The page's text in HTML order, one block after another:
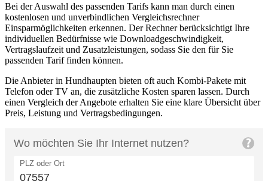
Bei der Auswahl des passenden Tarifs kann man durch einen
kostenlosen und unverbindlichen Vergleichsrechner
Einsparmöglichkeiten erkennen. Der Rechner berücksichtigt Ihre
individuellen Bedürfnisse wie Downloadgeschwindigkeit,
Vertragslaufzeit und Zusatzleistungen, sodass Sie den für Sie
passenden Tarif finden können.
Die Anbieter in Hundhaupten bieten oft auch Kombi‑Pakete mit
Telefon oder TV an, die zusätzliche Kosten sparen lassen. Durch
einen Vergleich der Angebote erhalten Sie eine klare Übersicht über
Preis, Leistung und Vertragsbedingungen.